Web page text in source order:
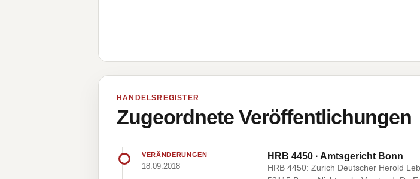
HANDELSREGISTER
Zugeordnete Veröffentlichungen
VERÄNDERUNGEN
18.09.2018
HRB 4450 · Amtsgericht Bonn
HRB 4450: Zurich Deutscher Herold